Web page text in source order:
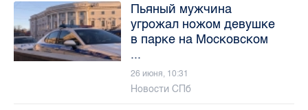
Пьяный мужчина
угрожал ножом девушке
в парке на Московском
...
26 июня, 10:31
Новости СПб